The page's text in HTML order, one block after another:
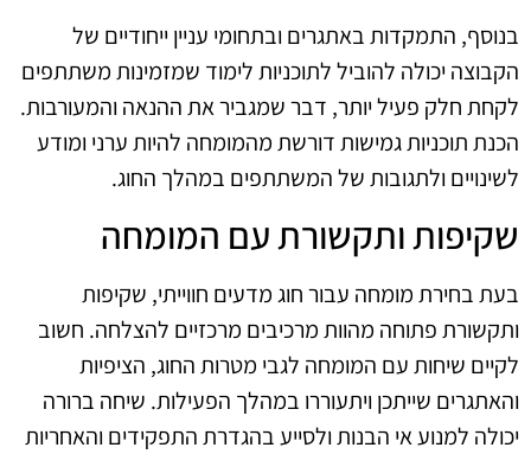
בנוסף, התמקדות באתגרים ובתחומי עניין ייחודיים של
הקבוצה יכולה להוביל לתוכניות לימוד שמזמינות משתתפים
לקחת חלק פעיל יותר, דבר שמגביר את ההנאה והמעורבות.
הכנת תוכניות גמישות דורשת מהמומחה להיות ערני ומודע
לשינויים ולתגובות של המשתתפים במהלך החוג.
שקיפות ותקשורת עם המומחה
בעת בחירת מומחה עבור חוג מדעים חווייתי, שקיפות
ותקשורת פתוחה מהוות מרכיבים מרכזיים להצלחה. חשוב
לקיים שיחות עם המומחה לגבי מטרות החוג, הציפיות
והאתגרים שייתכן ויתעוררו במהלך הפעילות. שיחה ברורה
יכולה למנוע אי הבנות ולסייע בהגדרת התפקידים והאחריות